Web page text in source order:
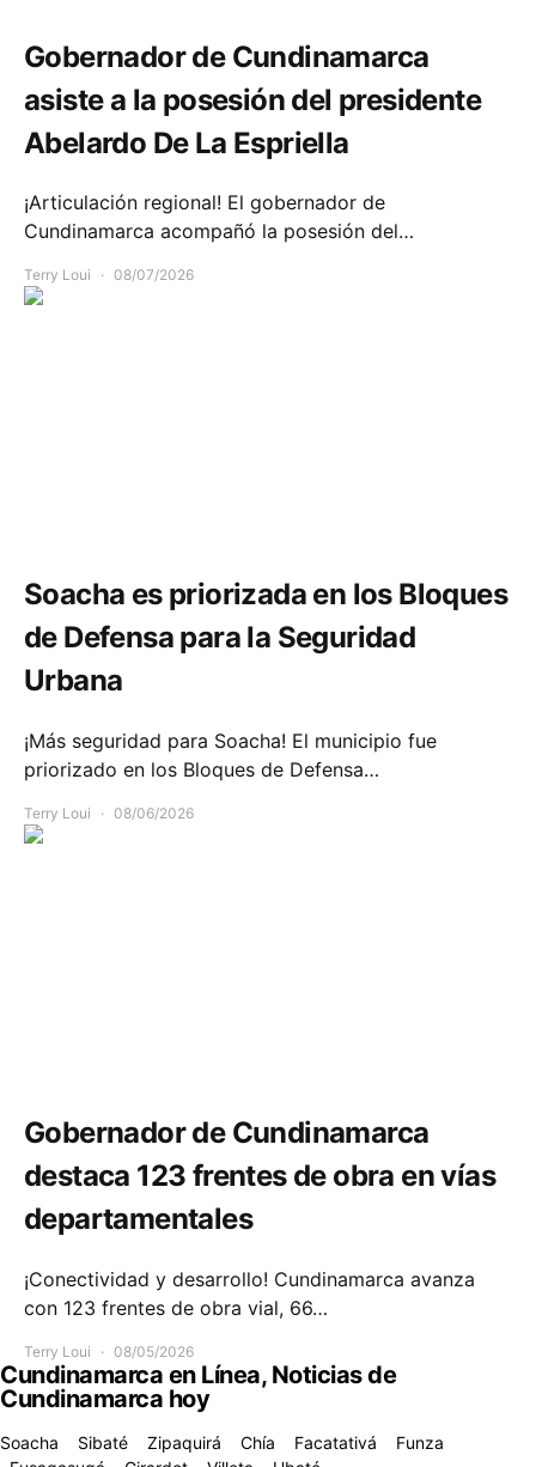
Gobernador de Cundinamarca
asiste a la posesión del presidente
Abelardo De La Espriella
¡Articulación regional! El gobernador de
Cundinamarca acompañó la posesión del…
Terry Loui 08/07/2026
Soacha es priorizada en los Bloques
de Defensa para la Seguridad
Urbana
¡Más seguridad para Soacha! El municipio fue
priorizado en los Bloques de Defensa…
Terry Loui 08/06/2026
Gobernador de Cundinamarca
destaca 123 frentes de obra en vías
departamentales
¡Conectividad y desarrollo! Cundinamarca avanza
con 123 frentes de obra vial, 66…
Terry Loui 08/05/2026
Cundinamarca en Línea, Noticias de
Cundinamarca hoy
Soacha Sibaté Zipaquirá Chía Facatativá
Funza